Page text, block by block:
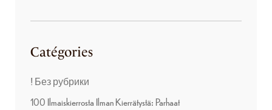
Catégories
! Без рубрики
100 Ilmaiskierrosta Ilman Kierrätystä: Parhaat